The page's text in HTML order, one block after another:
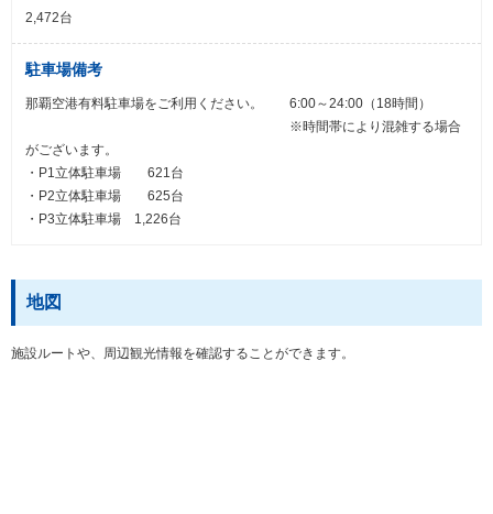
2,472台
駐車場備考
那覇空港有料駐車場をご利用ください。 6:00～24:00（18時間）
※時間帯により混雑する場合
がございます。
・P1立体駐車場 621台
・P2立体駐車場 625台
・P3立体駐車場 1,226台
地図
施設ルートや、周辺観光情報を確認することができます。